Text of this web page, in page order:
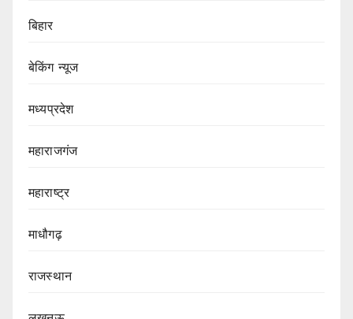
बिहार
बेकिंग न्यूज
मध्यप्रदेश
महाराजगंज
महाराष्ट्र
माधौगढ़
राजस्थान